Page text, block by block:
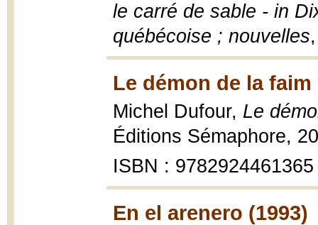
le carré de sable - in
québécoise ; nouvelles
Le démon de la faim
Michel Dufour, Le
Éditions Sémaphore,
ISBN : 9782924461365
En el arenero (1993)